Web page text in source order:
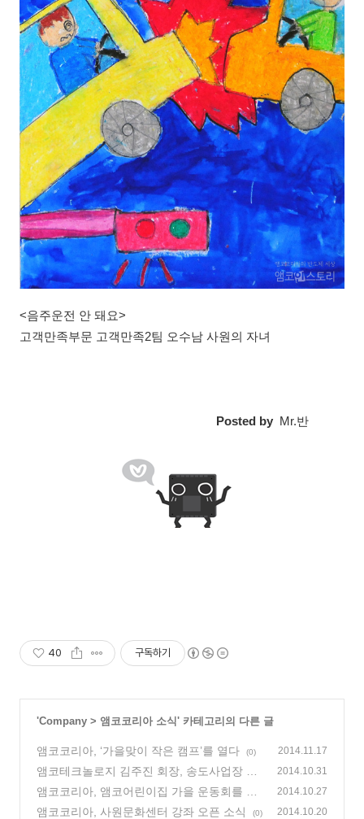
<음주운전 안 돼요>
고객만족부문 고객만족2팀 오수남 사원의 자녀
Posted by Mr.반
40 구독하기
'Company > 앰코코리아 소식' 카테고리의 다른 글
앰코코리아, ‘가을맞이 작은 캠프’를 열다 (0) 2014.11.17
앰코테크놀로지 김주진 회장, 송도사업장 공
사 현장 방문
(0)
2014.10.31
앰코코리아, 앰코어린이집 가을 운동회를 열
다!
(0)
2014.10.27
앰코코리아, 사원문화센터 강좌 오픈 소식 (0) 2014.10.20